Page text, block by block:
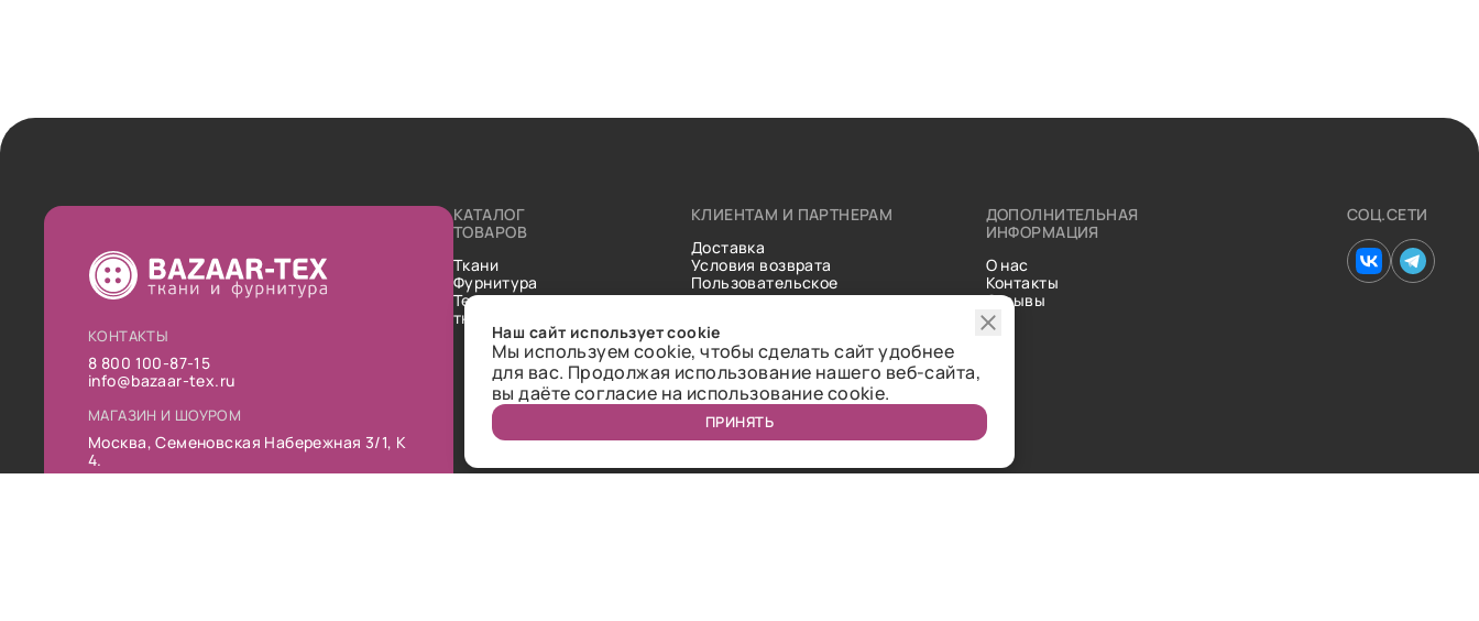
КОНТАКТЫ
8 800 100-87-15
info@bazaar-tex.ru
МАГАЗИН И ШОУРОМ
Москва, Семеновская Набережная 3/1, К
4.
КАТАЛОГ
ТОВАРОВ
Ткани
Фурнитура
Технические
ткани
КЛИЕНТАМ И ПАРТНЕРАМ
Доставка
Условия возврата
Пользовательское
соглашение
Статьи
ДОПОЛНИТЕЛЬНАЯ
ИНФОРМАЦИЯ
О нас
Контакты
Отзывы
СОЦ.СЕТИ
Наш сайт использует cookie
Мы используем cookie, чтобы сделать сайт удобнее
для вас. Продолжая использование нашего веб-сайта,
вы даёте согласие на использование cookie.
ПРИНЯТЬ